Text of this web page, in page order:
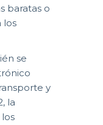
baratas o
los
se
y
la